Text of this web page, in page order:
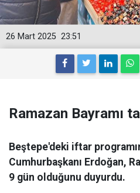
23:51
26 Mart 2025
Ramazan Bayramı
Beştepe'deki iftar
Cumhurbaşkanı Erdoğan,
9 gün olduğunu duyurdu.